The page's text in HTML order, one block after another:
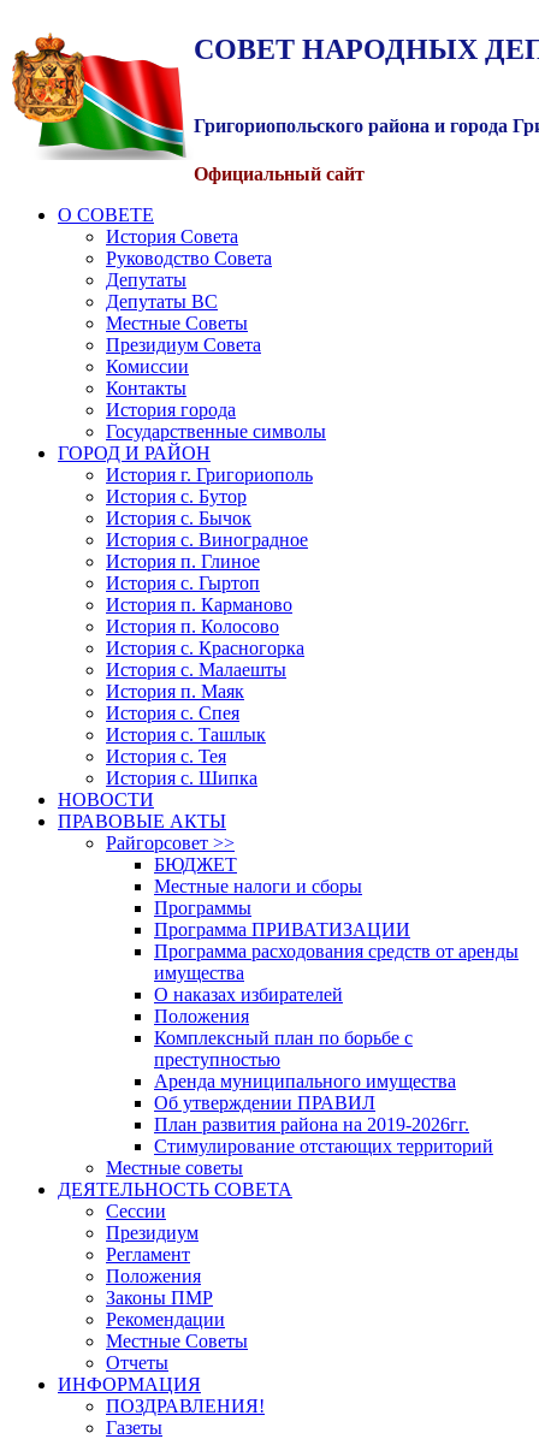
СОВЕТ НАРОДНЫХ
Григориопольского района и города
Официальный сайт
О СОВЕТЕ
История Совета
Руководство Совета
Депутаты
Депутаты ВС
Местные Советы
Президиум Совета
Комиссии
Контакты
История города
Государственные символы
ГОРОД И РАЙОН
История г. Григориополь
История с. Бутор
История с. Бычок
История с. Виноградное
История п. Глиное
История с. Гыртоп
История п. Карманово
История п. Колосово
История с. Красногорка
История с. Малаешты
История п. Маяк
История с. Спея
История с. Ташлык
История с. Тея
История с. Шипка
НОВОСТИ
ПРАВОВЫЕ АКТЫ
Райгорсовет >>
БЮДЖЕТ
Местные налоги и сборы
Программы
Программа ПРИВАТИЗАЦИИ
Программа расходования средств от аренды
имущества
О наказах избирателей
Положения
Комплексный план по борьбе с
преступностью
Аренда муниципального имущества
Об утверждении ПРАВИЛ
План развития района на 2019-2026гг.
Стимулирование отстающих территорий
Местные советы
ДЕЯТЕЛЬНОСТЬ СОВЕТА
Сессии
Президиум
Регламент
Положения
Законы ПМР
Рекомендации
Местные Советы
Отчеты
ИНФОРМАЦИЯ
ПОЗДРАВЛЕНИЯ!
Газеты